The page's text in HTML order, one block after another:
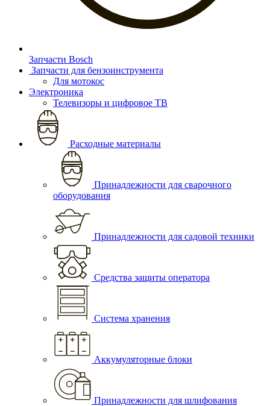
Запчасти Bosch
Запчасти для бензоинструмента
Для мотокос
Электроника
Телевизоры и цифровое ТВ
Расходные материалы
Принадлежности для сварочного
оборудования
Принадлежности для садовой техники
Средства защиты оператора
Система хранения
Аккумуляторные блоки
Принадлежности для шлифования